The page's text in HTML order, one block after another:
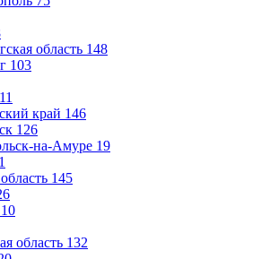
область 148
103
11
край 146
126
на-Амуре 19
1
145
10
область 132